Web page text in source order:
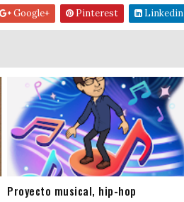
Google+ Pinterest Linkedin
Proyecto musical, hip-hop